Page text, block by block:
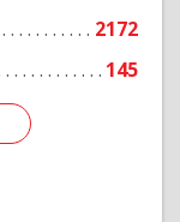
2172
145
Подробнее